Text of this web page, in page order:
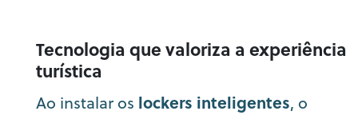
Tecnologia que valoriza a experiência
turística
Ao instalar os lockers inteligentes, o